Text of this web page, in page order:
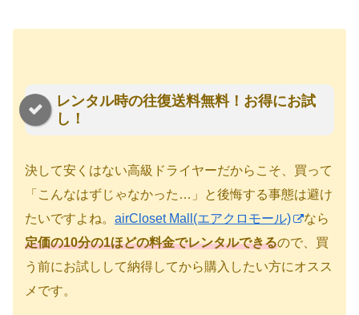
レンタル時の往復送料無料！お得にお試
し！
決して安くはない高級ドライヤーだからこそ、買って
「こんなはずじゃなかった…」と後悔する事態は避け
たいですよね。 airCloset Mall(エアクロモール)
なら
定価の10分の1ほどの料金でレンタルできるので、買
う前にお試しして納得してから購入したい方にオスス
メです。